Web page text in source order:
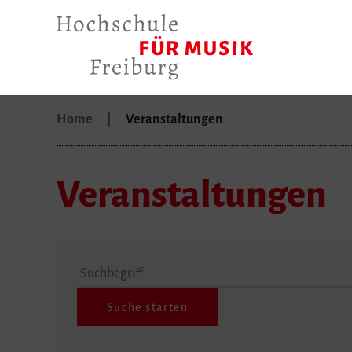
Home Veranstaltungen
Veranstaltungen
Suchbegriff